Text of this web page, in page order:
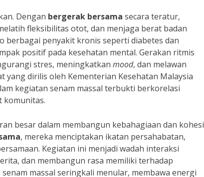
Dengan bergerak bersama secara teratur,
fleksibilitas otot, dan menjaga berat badan
berbagai penyakit kronis seperti diabetes dan
positif pada kesehatan mental. Gerakan ritmis
stres, meningkatkan mood, dan melawan
yang dirilis oleh Kementerian Kesehatan Malaysia
kegiatan senam massal terbukti berkorelasi
komunitas.
besar dalam membangun kebahagiaan dan kohesi
, mereka menciptakan ikatan persahabatan,
Kegiatan ini menjadi wadah interaksi
dan membangun rasa memiliki terhadap
massal seringkali menular, membawa energi